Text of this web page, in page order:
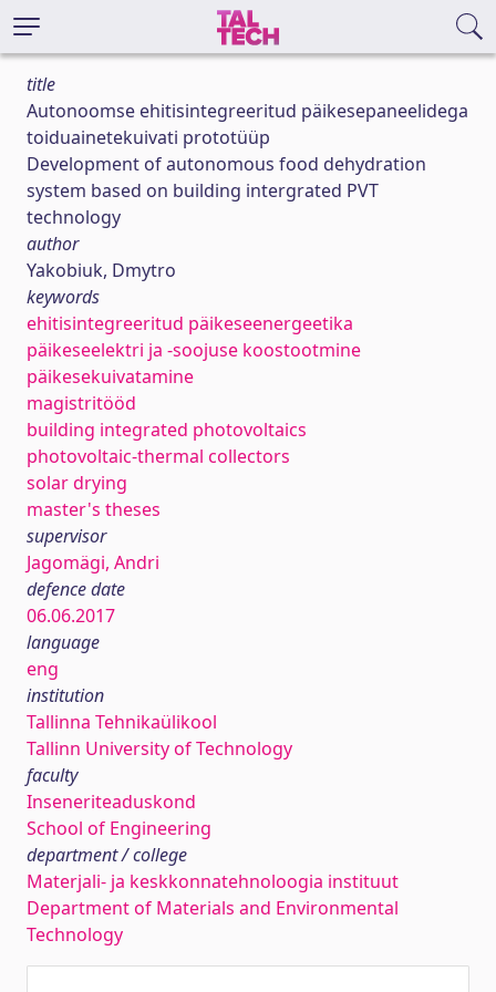
title
Autonoomse ehitisintegreeritud päikesepaneelidega
toiduainetekuivati prototüüp
Development of autonomous food dehydration
system based on building intergrated PVT
technology
author
Yakobiuk, Dmytro
keywords
ehitisintegreeritud päikeseenergeetika
päikeseelektri ja -soojuse koostootmine
päikesekuivatamine
magistritööd
building integrated photovoltaics
photovoltaic-thermal collectors
solar drying
master's theses
supervisor
Jagomägi, Andri
defence date
06.06.2017
language
eng
institution
Tallinna Tehnikaülikool
Tallinn University of Technology
faculty
Inseneriteaduskond
School of Engineering
department / college
Materjali- ja keskkonnatehnoloogia instituut
Department of Materials and Environmental
Technology